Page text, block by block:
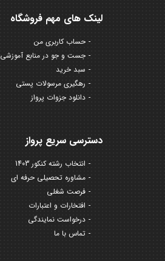
لینک های مهم فروشگاه
حساب کاربری من
جست و جو در منابع آموزشی
سبد خرید
رهگیری مرسولات پستی
دانلود جزوات پرواز
دسترسی سریع پرواز
انتخاب رشته کنکور 1403
مشاوره تحصیلی حرفه ای
فرصت شغلی
افتخارات و اعتبارات
درخواست نمایندگی
تماس با ما